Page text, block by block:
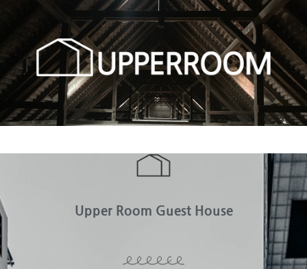
Upper Room Guest House